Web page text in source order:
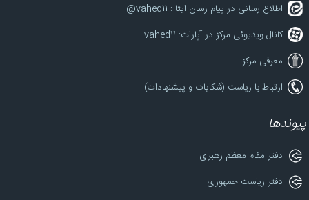
اطلاع رسانی در پیام رسان ایتا : vahed11@
کانال ویدیوئی مرکز در آپارات: vahed11
معرفی مرکز
ارتباط با ریاست (شکایات و پیشنهادات)
پیوندها
دفتر مقام معظم رهبری
دفتر ریاست جمهوری